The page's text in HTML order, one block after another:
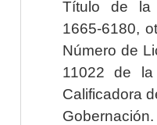
Título de la
1665-6180,
Número de
11022 de la
Calificadora